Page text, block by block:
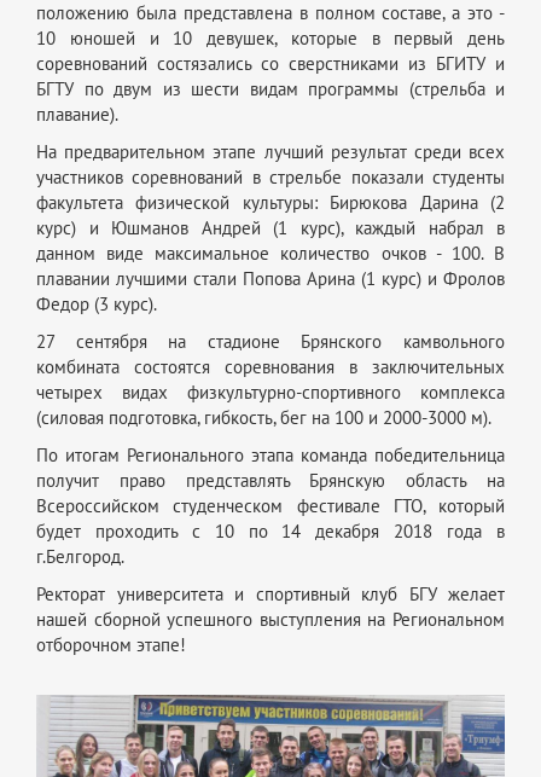
положению была представлена в полном составе, а это -
10 юношей и 10 девушек, которые в первый день
соревнований состязались со сверстниками из БГИТУ и
БГТУ по двум из шести видам программы (стрельба и
плавание).
На предварительном этапе лучший результат среди всех
участников соревнований в стрельбе показали студенты
факультета физической культуры: Бирюкова Дарина (2
курс) и Юшманов Андрей (1 курс), каждый набрал в
данном виде максимальное количество очков - 100. В
плавании лучшими стали Попова Арина (1 курс) и Фролов
Федор (3 курс).
27 сентября на стадионе Брянского камвольного
комбината состоятся соревнования в заключительных
четырех видах физкультурно-спортивного комплекса
(силовая подготовка, гибкость, бег на 100 и 2000-3000 м).
По итогам Регионального этапа команда победительница
получит право представлять Брянскую область на
Всероссийском студенческом фестивале ГТО, который
будет проходить с 10 по 14 декабря 2018 года в
г.Белгород.
Ректорат университета и спортивный клуб БГУ желает
нашей сборной успешного выступления на Региональном
отборочном этапе!